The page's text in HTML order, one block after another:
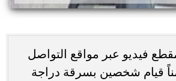
فيديو عبر مواقع التواصل
قيام شخصين بسرقة دراجة